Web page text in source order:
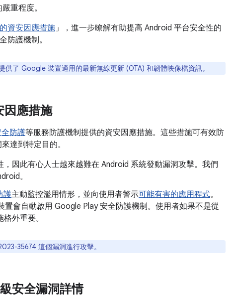
重程度。
資安因應措施」，進一步瞭解有助提高 Android 平台安全性的
防護機制。
供了 Google 裝置適用的最新無線更新 (OTA) 和韌體映像檔資訊。
應措施
防護等服務防護機制提供的資安因應措施。這些措施可有效防
達到特定目的。
因此有心人士越來越難在 Android 系統發動漏洞攻擊。我們
。
護主動監控濫用情形，並向使用者警示可能有害的應用程式。
置會自動啟用 Google Play 安全防護機制。使用者如果不是從
外重要。
35674 這個漏洞進行攻擊。
安全漏洞詳情